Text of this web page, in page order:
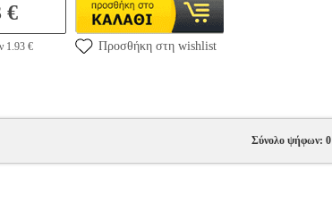
€
1.93 € Προσθήκη στη wishlist
Σύνολο ψήφων: 0